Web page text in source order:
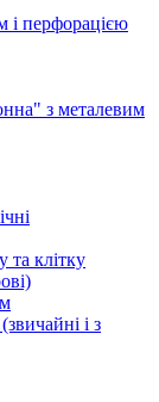
і перфорацією
з металевим
та клітку
і з